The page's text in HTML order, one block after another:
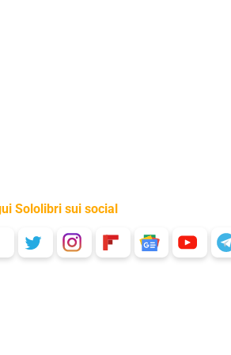
Sololibri sui social